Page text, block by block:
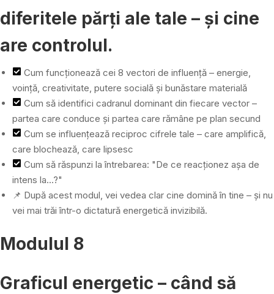
diferitele părți ale tale – și cine
are controlul.
Cum funcționează cei 8 vectori de influență – energie,
voință, creativitate, putere socială și bunăstare materială
Cum să identifici cadranul dominant din fiecare vector –
partea care conduce și partea care rămâne pe plan secund
Cum se influențează reciproc cifrele tale – care amplifică,
care blochează, care lipsesc
Cum să răspunzi la întrebarea: "De ce reacționez așa de
intens la...?"
📌 După acest modul, vei vedea clar cine domină în tine – și nu
vei mai trăi într-o dictatură energetică invizibilă.
Modulul 8
Graficul energetic – când să